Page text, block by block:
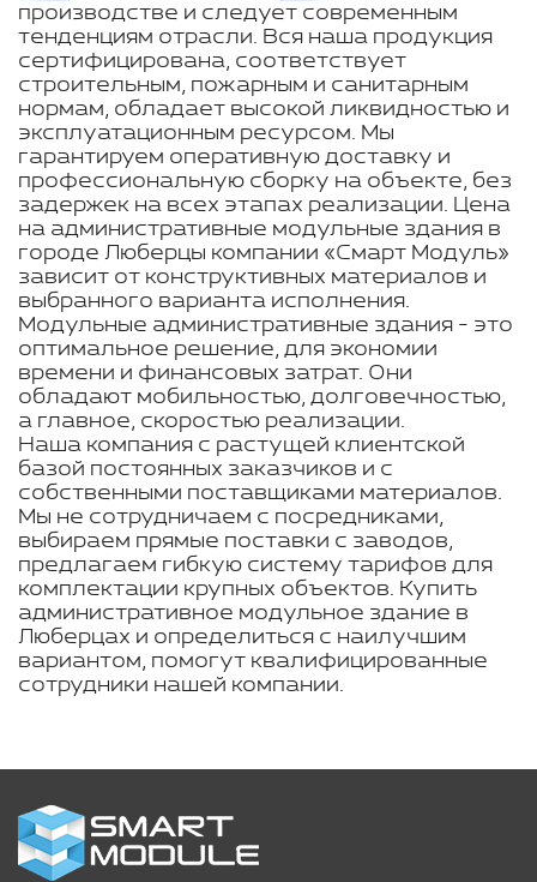
производстве и следует современным
тенденциям отрасли. Вся наша продукция
сертифицирована, соответствует
строительным, пожарным и санитарным
нормам, обладает высокой ликвидностью и
эксплуатационным ресурсом. Мы
гарантируем оперативную доставку и
профессиональную сборку на объекте, без
задержек на всех этапах реализации. Цена
на административные модульные здания в
городе Люберцы компании «Смарт Модуль»
зависит от конструктивных материалов и
выбранного варианта исполнения.
Модульные административные здания - это
оптимальное решение, для экономии
времени и финансовых затрат. Они
обладают мобильностью, долговечностью,
а главное, скоростью реализации.
Наша компания с растущей клиентской
базой постоянных заказчиков и с
собственными поставщиками материалов.
Мы не сотрудничаем с посредниками,
выбираем прямые поставки с заводов,
предлагаем гибкую систему тарифов для
комплектации крупных объектов. Купить
административное модульное здание в
Люберцах и определиться с наилучшим
вариантом, помогут квалифицированные
сотрудники нашей компании.